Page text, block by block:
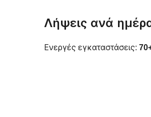
Λήψεις ανά
Ενεργές εγκαταστάσεις: